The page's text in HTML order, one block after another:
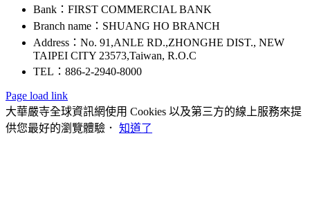
Bank：FIRST COMMERCIAL BANK
Branch name：SHUANG HO BRANCH
Address：No. 91,ANLE RD.,ZHONGHE DIST., NEW
TAIPEI CITY 23573,Taiwan, R.O.C
TEL：886-2-2940-8000
Page load link
大華嚴寺全球資訊網使用 Cookies 以及第三方的線上服務來提
供您最好的瀏覽體驗． 知道了